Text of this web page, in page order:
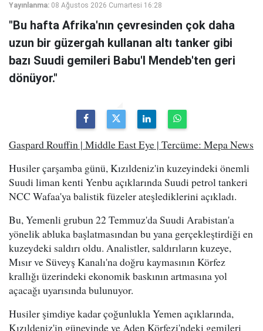
Yayınlanma: 08 Ağustos 2026 Cumartesi 16:28
"Bu hafta Afrika'nın çevresinden çok daha
uzun bir güzergah kullanan altı tanker gibi
bazı Suudi gemileri Babu'l Mendeb'ten geri
dönüyor."
Gaspard Rouffin | Middle East Eye | Tercüme: Mepa News
Husiler çarşamba günü, Kızıldeniz'in kuzeyindeki önemli
Suudi liman kenti Yenbu açıklarında Suudi petrol tankeri
NCC Wafaa'ya balistik füzeler ateşlediklerini açıkladı.
Bu, Yemenli grubun 22 Temmuz'da Suudi Arabistan'a
yönelik abluka başlatmasından bu yana gerçekleştirdiği en
kuzeydeki saldırı oldu. Analistler, saldırıların kuzeye,
Mısır ve Süveyş Kanalı'na doğru kaymasının Körfez
krallığı üzerindeki ekonomik baskının artmasına yol
açacağı uyarısında bulunuyor.
Husiler şimdiye kadar çoğunlukla Yemen açıklarında,
Kızıldeniz'in güneyinde ve Aden Körfezi'ndeki gemileri